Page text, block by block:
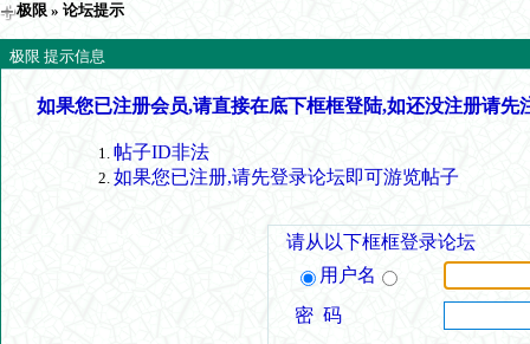
极限 » 论坛提示
极限 提示信息
如果您已注册会员,请直接在底下框框登陆,如还没注册请先
帖子ID非法
如果您已注册,请先登录论坛即可游览帖子
请从以下框框登录论坛
用户名
密 码